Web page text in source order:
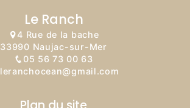
Le Ranch
4 Rue de la bache
33990 Naujac-sur-Mer
05 56 73 00 63
leranchocean@gmail.com